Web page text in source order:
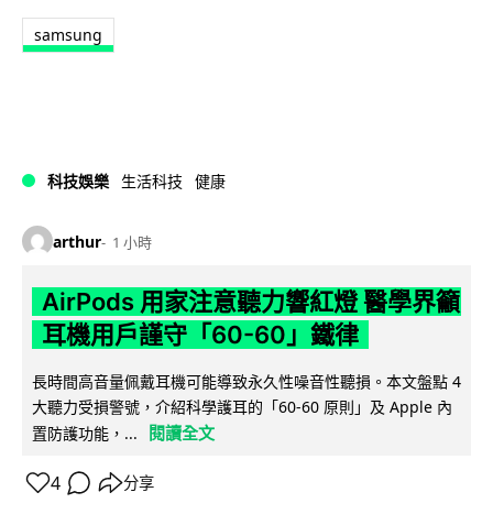
samsung
科技娛樂 生活科技 健康
arthur 1 小時
AirPods 用家注意聽力響紅燈 醫學界籲
耳機用戶謹守「60-60」鐵律
長時間高音量佩戴耳機可能導致永久性噪音性聽損。本文盤點 4
大聽力受損警號，介紹科學護耳的「60-60 原則」及 Apple 內
置防護功能，...
閱讀全文
4 分享